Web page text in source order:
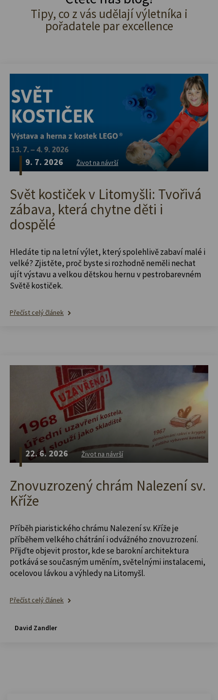
Tipy, co z vás udělají výletníka i
pořadatele par excellence
9. 7. 2026 Život na návrší
Svět kostiček v Litomyšli: Tvořivá
zábava, která chytne děti i
dospělé
Hledáte tip na letní výlet, který spolehlivě zabaví malé i
velké? Zjistěte, proč byste si rozhodně neměli nechat
ujít výstavu a velkou dětskou hernu v pestrobarevném
Světě kostiček.
Přečíst celý článek
22. 6. 2026 Život na návrší
Znovuzrozený chrám Nalezení sv.
Kříže
Příběh piaristického chrámu Nalezení sv. Kříže je
příběhem velkého chátrání i odvážného znovuzrození.
Přijďte objevit prostor, kde se barokní architektura
potkává se současným uměním, světelnými instalacemi,
ocelovou lávkou a výhledy na Litomyšl.
Přečíst celý článek
David Zandler